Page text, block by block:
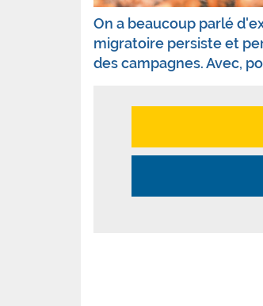
On a beaucoup parlé
migratoire persiste et
des campagnes. Avec,